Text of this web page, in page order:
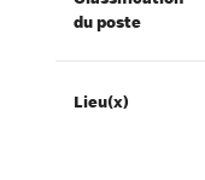
du poste
Lieu(x)